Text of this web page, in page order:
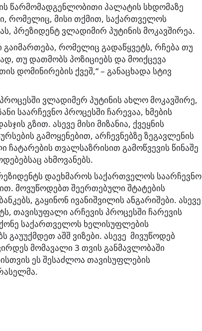
წარმომადგენლობითი პალატის სხდომაზე
რომელიც, მისი თქმით, საქართველოს
პრეზიდენტ ვლადიმირ პუტინის მოკავშირეა.
რომელიც გადაწყვეტს, რჩება თუ
თუ დათმობს პოზიციებს და მოიქცევა
დომინირების ქვეშ,“ – განაცხადა სტივ
ვლადიმერ პუტინის ახლო მოკავშირე,
საარჩევნო პროცესში ჩარევაა, ხმების
გზით. ასევე მისი მიზანია, ქვეყნის
გამოყენებით, არჩევნებზე ზეგავლენის
ჩატარების თვალსაზრისით გამოწვევის წინაშე
ახმოვანებს.
დაეხმაროს საქართველოს საარჩევნო
მოვუწოდებთ შეერთებული შტატების
გაყინონ ივანიშვილის ანგარიშები. ასევე
თავისუფალი არჩევის პროცესში ჩარევის
საქართველოს ხელისუფლების
აშშ ვიზები. ასევე მივუწოდებ
მომავალი 3 თვის განმავლობაში
ეს შესაძლოა თავისუფლების